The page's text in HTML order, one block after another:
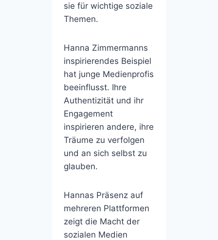
sie für wichtige soziale
Themen.
Hanna Zimmermanns
inspirierendes Beispiel
hat junge Medienprofis
beeinflusst. Ihre
Authentizität und ihr
Engagement
inspirieren andere, ihre
Träume zu verfolgen
und an sich selbst zu
glauben.
Hannas Präsenz auf
mehreren Plattformen
zeigt die Macht der
sozialen Medien